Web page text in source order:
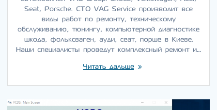
Seat, Porsche. СТО VAG Service производит все
виды работ по ремонту, техническому
обслуживанию, тюнингу, компьютерной диагностике
шкода, фольксваген, ауди, сеат, порше в Киеве.
Наши специалисты проведут комплексный ремонт и…
Читать дальше